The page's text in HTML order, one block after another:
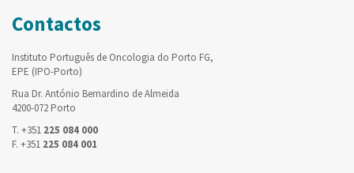
Contactos
Instituto Português de Oncologia do Porto FG,
EPE (IPO-Porto)
Rua Dr. António Bernardino de Almeida
4200-072 Porto
T. +351 225 084 000
F. +351 225 084 001